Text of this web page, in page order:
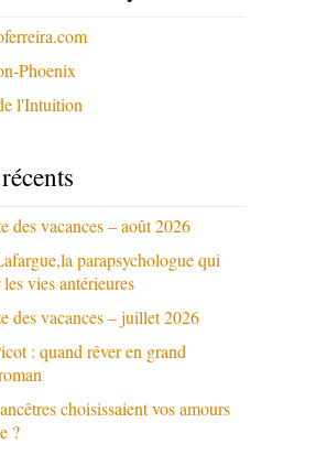
Phoenix
l'Intuition
des vacances – août 2026
parapsychologue qui
vies antérieures
des vacances – juillet 2026
: quand rêver en grand
choisissaient vos amours
?